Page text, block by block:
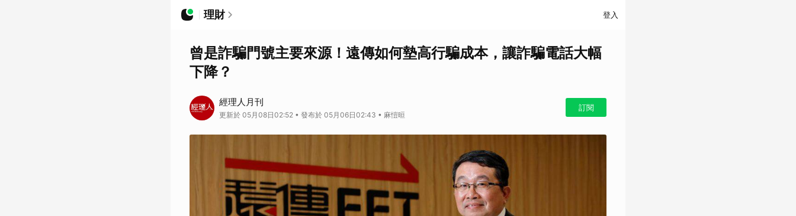
理財 登入
曾是詐騙門號主要來源！遠傳如何墊高行騙成本，讓詐騙電話大幅
下降？
經理人月刊
更新於 05月08日02:52 • 發布於 05月06日02:43 • 麻愷晅
訂閱